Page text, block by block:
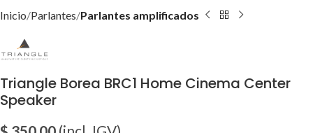
Inicio Parlantes Parlantes amplificados
Triangle Borea BRC1 Home Cinema Center
Speaker